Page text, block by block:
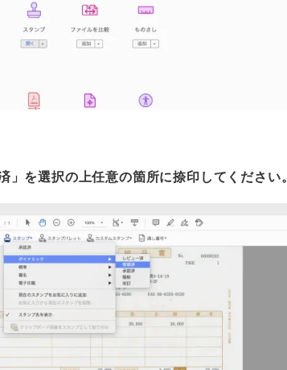
を選択の上任意の箇所に捺印してください。